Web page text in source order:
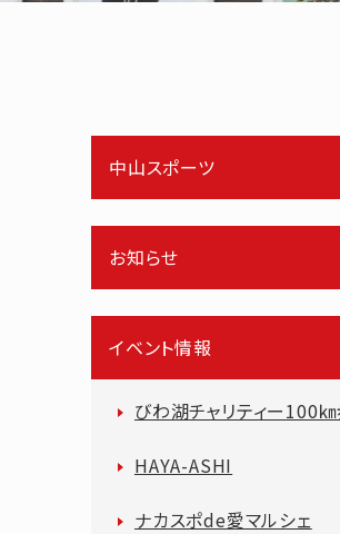
中山スポーツ
お知らせ
イベント情報
びわ湖チャリティー100
HAYA-ASHI
ナカスポde愛マルシェ